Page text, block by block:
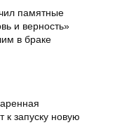
памятные
и верность»
в браке
к запуску новую